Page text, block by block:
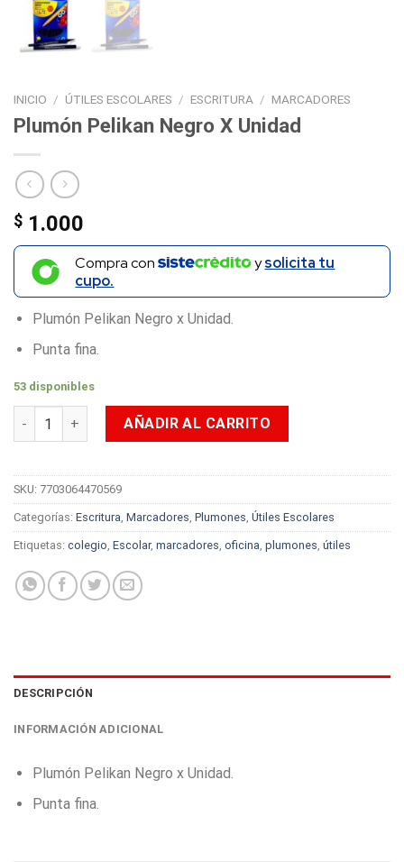
INICIO / ÚTILES ESCOLARES / ESCRITURA / MARCADORES
Plumón Pelikan Negro X Unidad
$ 1.000
Compra con ysolicita tu
cupo.
Plumón Pelikan Negro x Unidad.
Punta fina.
53 disponibles
Plumón Pelikan Negro X Unidad cantidad
AÑADIR AL CARRITO
SKU: 7703064470569
Categorías: Escritura Marcadores Plumones Útiles Escolares
Etiquetas: colegio Escolar, marcadores oficina plumones útiles
DESCRIPCIÓN
INFORMACIÓN ADICIONAL
Plumón Pelikan Negro x Unidad.
Punta fina.